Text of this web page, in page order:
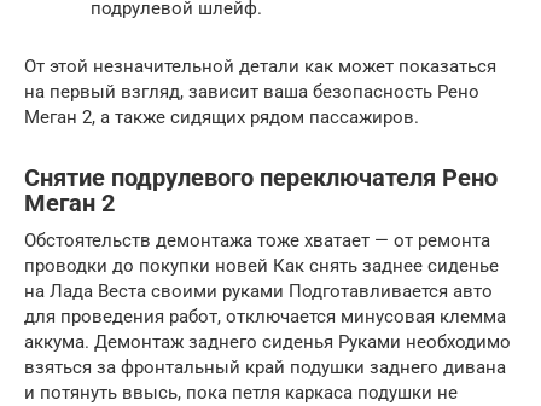
подрулевой шлейф.
От этой незначительной детали как может показаться
на первый взгляд, зависит ваша безопасность Рено
Меган 2, а также сидящих рядом пассажиров.
Снятие подрулевого переключателя Рено
Меган 2
Обстоятельств демонтажа тоже хватает — от ремонта
проводки до покупки новей Как снять заднее сиденье
на Лада Веста своими руками Подготавливается авто
для проведения работ, отключается минусовая клемма
аккума. Демонтаж заднего сиденья Руками необходимо
взяться за фронтальный край подушки заднего дивана
и потянуть ввысь, пока петля каркаса подушки не